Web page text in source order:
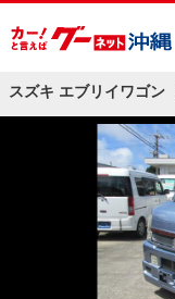
スズキ エブリイワゴン